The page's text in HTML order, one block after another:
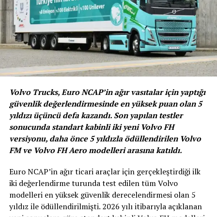
Yeni Renault Austral gövdenin alt kısmı boyunca
uzanan net ve belirgin kıvrımla özgün ve güçlü bir
görünüm sergiliyor. Aracın önüne doğru akan açılı
hatlar silüete dinamik bir karakter kazandırıyor. Bu yeni
tasarım yaklaşımı, daha önce kullanılan statik bir şekilde
yere paralel uzanan geleneksel çizgilerden farklı olarak
hareketsizken bile hareket ediyormuş ve ileriye doğru
atılıyormuş gibi görünüyor.
MODERN VE TEKNOLOJİK BİR SUV
Ön ve arka aydınlatma birimleri yeni Austral’daki
büyük C-şeklindeki stop lambası otomobilin logosuyla
muhteşem bir şekilde bütünleşiyor. Ön tasarım, göz alıcı
farlar ve ön ızgarayla benzerlik sergiliyor. İlk olarak
Renault Mégane E-TECH Electricte kullanılan mikro-
Volvo Trucks, Euro NCAP’in ağır vasıtalar için yaptığı
güvenlik değerlendirmesinde en yüksek puan olan 5
yıldızı üçüncü defa kazandı. Son yapılan testler
sonucunda standart kabinli iki yeni Volvo FH
versiyonu, daha önce 5 yıldızla ödüllendirilen Volvo
FM ve Volvo FH Aero modelleri arasına katıldı.
Euro NCAP’in ağır ticari araçlar için gerçekleştirdiği ilk
iki değerlendirme turunda test edilen tüm Volvo
modelleri en yüksek güvenlik derecelendirmesi olan 5
yıldız ile ödüllendirilmişti. 2026 yılı itibarıyla açıklanan